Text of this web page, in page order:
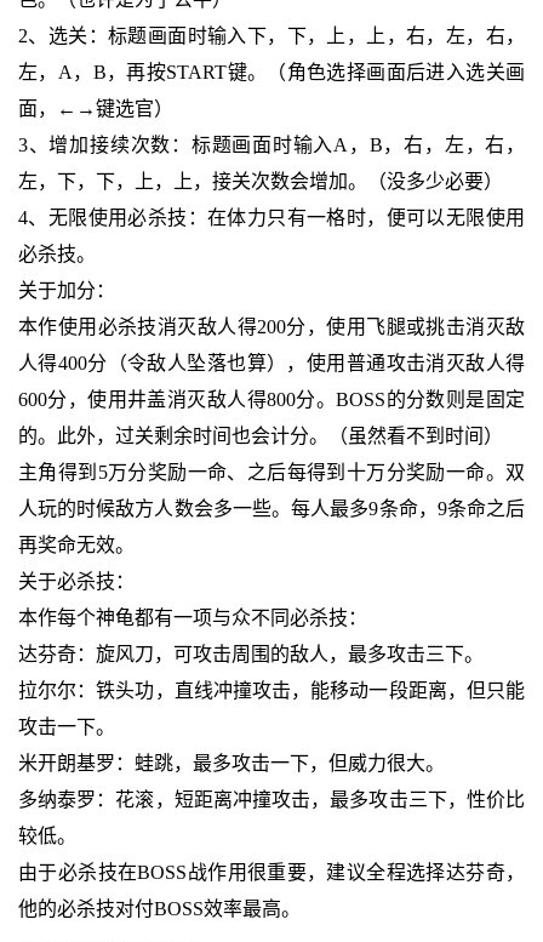
2、选关：标题画面时输入下，下，上，上，右，左，右，
左，A，B，再按START键。（角色选择画面后进入选关画
面，←→键选官）
3、增加接续次数：标题画面时输入A，B，右，左，右，
左，下，下，上，上，接关次数会增加。（没多少必要）
4、无限使用必杀技：在体力只有一格时，便可以无限使用
必杀技。
关于加分：
本作使用必杀技消灭敌人得200分，使用飞腿或挑击消灭敌
人得400分（令敌人坠落也算），使用普通攻击消灭敌人得
600分，使用井盖消灭敌人得800分。BOSS的分数则是固定
的。此外，过关剩余时间也会计分。（虽然看不到时间）
主角得到5万分奖励一命、之后每得到十万分奖励一命。双
人玩的时候敌方人数会多一些。每人最多9条命，9条命之后
再奖命无效。
关于必杀技：
本作每个神龟都有一项与众不同必杀技：
达芬奇：旋风刀，可攻击周围的敌人，最多攻击三下。
拉尔尔：铁头功，直线冲撞攻击，能移动一段距离，但只能
攻击一下。
米开朗基罗：蛙跳，最多攻击一下，但威力很大。
多纳泰罗：花滚，短距离冲撞攻击，最多攻击三下，性价比
较低。
由于必杀技在BOSS战作用很重要，建议全程选择达芬奇，
他的必杀技对付BOSS效率最高。